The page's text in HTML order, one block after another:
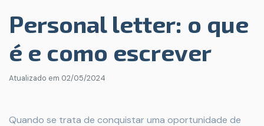
Personal letter: o que
é e como escrever
Atualizado em 02/05/2024
Quando se trata de conquistar uma oportunidade de